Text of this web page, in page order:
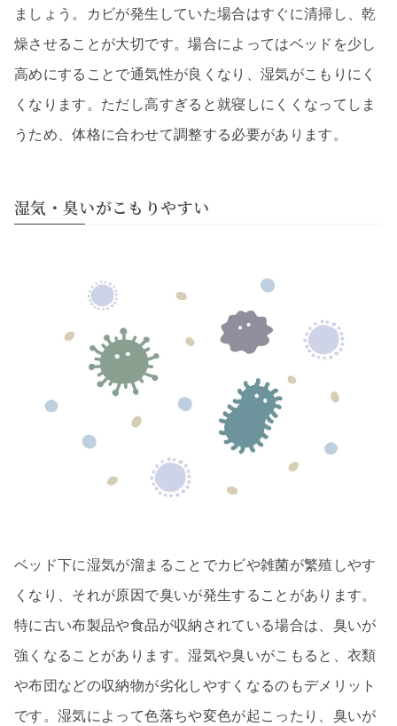
ましょう。カビが発生していた場合はすぐに清掃し、乾
燥させることが大切です。場合によってはベッドを少し
高めにすることで通気性が良くなり、湿気がこもりにく
くなります。ただし高すぎると就寝しにくくなってしま
うため、体格に合わせて調整する必要があります。
湿気・臭いがこもりやすい
ベッド下に湿気が溜まることでカビや雑菌が繁殖しやす
くなり、それが原因で臭いが発生することがあります。
特に古い布製品や食品が収納されている場合は、臭いが
強くなることがあります。湿気や臭いがこもると、衣類
や布団などの収納物が劣化しやすくなるのもデメリット
です。湿気によって色落ちや変色が起こったり、臭いが